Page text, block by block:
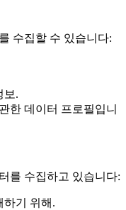
수집할 수 있습니다:
보.
한 데이터 프로필입니
를 수집하고 있습니다:
하기 위해.